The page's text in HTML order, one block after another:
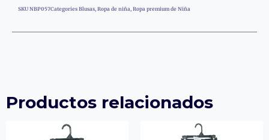
SKU NBP057Categories Blusas, Ropa de niña, Ropa premium de Niña
Productos relacionados